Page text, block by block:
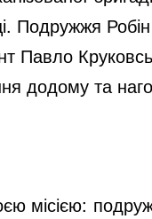
Подружжя
Павло
додому та
місією: